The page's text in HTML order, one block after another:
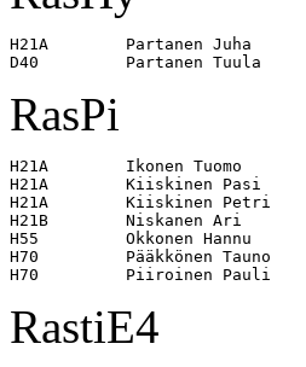
H21A        Partanen Juha
RasPi
H21A        Ikonen Tuomo
H21A        Kiiskinen Pasi
H21A        Kiiskinen Petri
H21B        Niskanen Ari
H55         Okkonen Hannu
H70         Pääkkönen
RastiE4